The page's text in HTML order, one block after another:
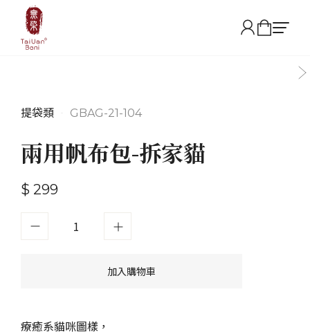
提袋類 GBAG-21-104
兩用帆布包-拆家貓
$ 299
加入購物車
療癒系貓咪圖樣，